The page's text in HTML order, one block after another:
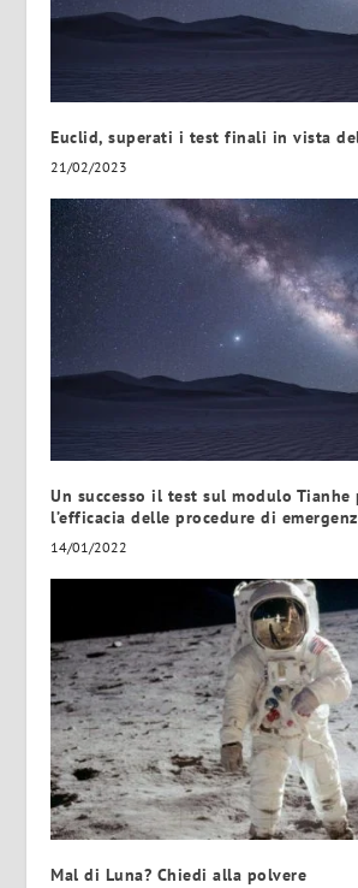
Euclid, superati i test finali in vista
21/02/2023
Un successo il test sul modulo
l’efficacia delle procedure di
14/01/2022
Mal di Luna? Chiedi alla polvere